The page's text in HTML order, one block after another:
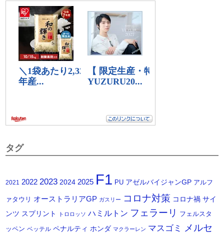
タグ
2021 2022 2023 2024 2025 F1 PU アゼルバイジャンGP アルフ
ァタウリ オーストラリアGP ガスリー コロナ対策 コロナ禍 サイ
ンツ スプリント トロロッソ ハミルトン フェラーリ
フェルスタ
ッペン ベッテル ペナルティ ホンダ マクラーレン マスゴミ
メルセ